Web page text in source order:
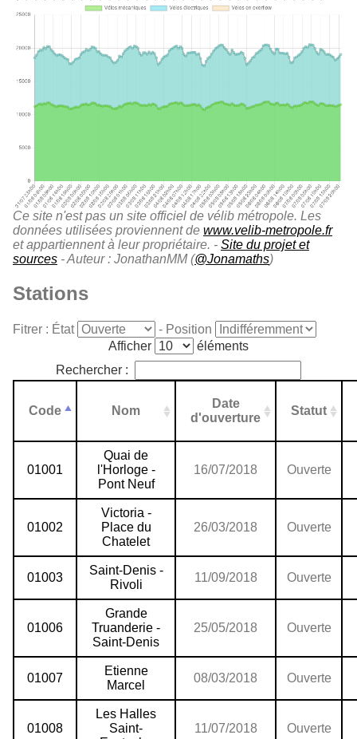
Ce site n'est pas un site officiel de vélib métropole. Les
données utilisées proviennent de www.velib-metropole.fr
et appartiennent à leur propriétaire. - Site du projet et
sources - Auteur : JonathanMM (@Jonamaths)
Stations
Fitrer : État
- Position
Afficher
éléments
Rechercher :
Code Nom
Date
d'ouverture
Statut
01001
Quai de
l'Horloge -
Pont Neuf
16/07/2018 Ouverte
01002
Victoria -
Place du
Chatelet
26/03/2018 Ouverte
01003
Saint-Denis -
Rivoli
11/09/2018 Ouverte
01006
Grande
Truanderie -
Saint-Denis
25/05/2018 Ouverte
01007
Etienne
Marcel
08/03/2018 Ouverte
01008
Les Halles
Saint-
11/07/2018 Ouverte